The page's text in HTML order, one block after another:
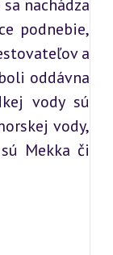
nachádza
podnebie,
a
oddávna
vody sú
vody,
Mekka či